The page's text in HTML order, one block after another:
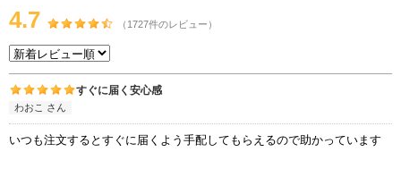
4.7 （1727件のレビュー）
すぐに届く安心感
わおこ さん
いつも注文するとすぐに届くよう手配してもらえるので助かっています